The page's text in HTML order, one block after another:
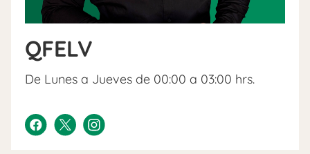
QFELV
De Lunes a Jueves de 00:00 a 03:00 hrs.